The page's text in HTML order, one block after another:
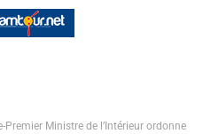
Premier Ministre de l’Intérieur ordonne